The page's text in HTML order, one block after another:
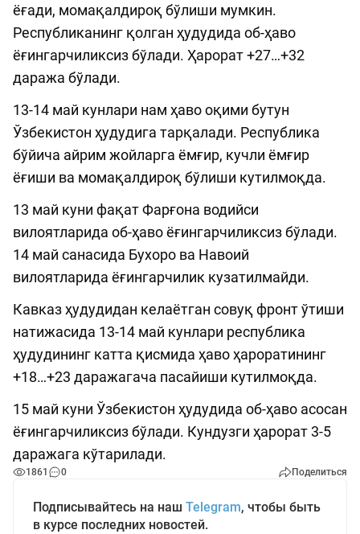
ёғади, момақалдироқ бўлиши мумкин.
Республиканинг қолган ҳудудида об-ҳаво
ёғингарчиликсиз бўлади. Ҳарорат +27…+32
даража бўлади.
13-14 май кунлари нам ҳаво оқими бутун
Ўзбекистон ҳудудига тарқалади. Республика
бўйича айрим жойларга ёмғир, кучли ёмғир
ёғиши ва момақалдироқ бўлиши кутилмоқда.
13 май куни фақат Фарғона водийси
вилоятларида об-ҳаво ёғингарчиликсиз бўлади.
14 май санасида Бухоро ва Навоий
вилоятларида ёғингарчилик кузатилмайди.
Кавказ ҳудудидан келаётган совуқ фронт ўтиши
натижасида 13-14 май кунлари республика
ҳудудининг катта қисмида ҳаво ҳароратининг
+18…+23 даражагача пасайиши кутилмоқда.
15 май куни Ўзбекистон ҳудудида об-ҳаво асосан
ёғингарчиликсиз бўлади. Кундузги ҳарорат 3-5
даражага кўтарилади.
1861 0 Поделиться
Подписывайтесь на наш Telegram, чтобы быть
в курсе последних новостей.